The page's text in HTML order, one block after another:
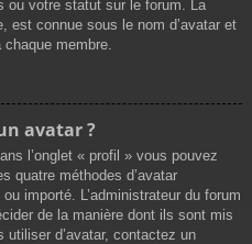
ou votre statut sur le forum. La
est connue sous le nom d’avatar et
chaque membre.
avatar ?
l’onglet « profil » vous pouvez
quatre méthodes d’avatar
importé. L’administrateur du forum
de la manière dont ils sont mis
d’avatar, contactez un